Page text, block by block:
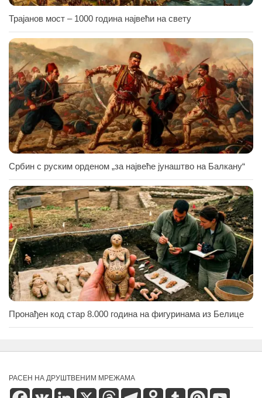
Трајанов мост – 1000 година највећи на свету
Србин с руским орденом „за највеће јунаштво на Балкану“
Пронађен код стар 8.000 година на фигуринама из Белице
РАСЕН НА ДРУШТВЕНИМ МРЕЖАМА
Facebook
VK LinkedInX ThreadsTelegramOdnoklassniki
Tumblr Pinterest